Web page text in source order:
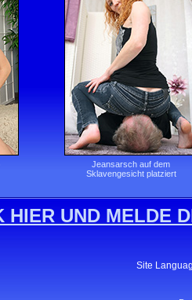
Jeansarsch auf dem
Sklavengesicht platziert
HIER UND MELDE
Site